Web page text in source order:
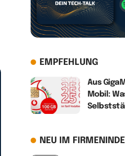
EMPFEHLUNG
Aus
Mobil:
NEU IM